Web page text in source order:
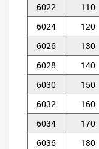
6022
110
6024
120
6026
130
6028
140
6030
150
6032
160
6034
170
6036
180